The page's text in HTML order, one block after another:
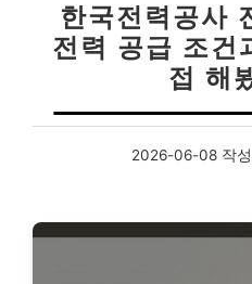
한국전력공사
전력 공급 조건
접 해
2026-06-08 작